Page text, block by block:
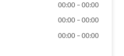
00:00 –00:00
00:00 –00:00
00:00 –00:00